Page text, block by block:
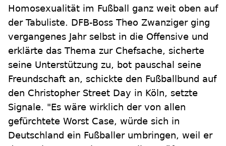
Homosexualität im Fußball ganz weit oben auf
der Tabuliste. DFB-Boss Theo Zwanziger ging
vergangenes Jahr selbst in die Offensive und
erklärte das Thema zur Chefsache, sicherte
seine Unterstützung zu, bot pauschal seine
Freundschaft an, schickte den Fußballbund auf
den Christopher Street Day in Köln, setzte
Signale. "Es wäre wirklich der von allen
gefürchtete Worst Case, würde sich in
Deutschland ein Fußballer umbringen, weil er